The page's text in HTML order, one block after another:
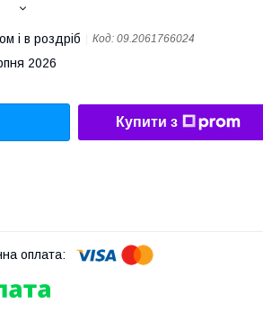
і в роздріб Код: 09.2061766024
2026
Купити з